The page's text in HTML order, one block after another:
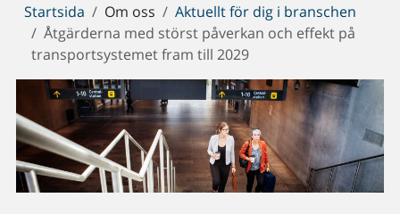
Du
är
här:
Startsida Om oss
Aktuellt för dig i branschen
Åtgärderna med störst påverkan och effekt på
transportsystemet fram till 2029